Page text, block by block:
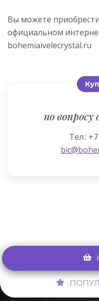
Вы можете
официальном
bohemiaivelecrystal.ru
по
Тел.: +7